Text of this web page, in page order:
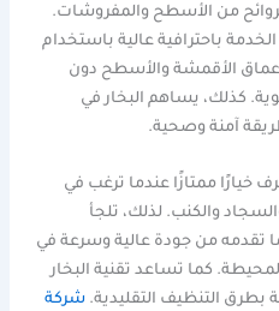
من الأسطح والمفروشات.
باحترافية عالية باستخدام
أعماق الأقمشة والأسطح دون
كذلك، يساهم البخار في
آمنة وصحية.
خيارًا ممتازًا عندما ترغب في
والكنب. لذلك، تلجأ
تقدمه من جودة عالية وسرعة في
المحيطة. كما تساعد تقنية البخار
بطرق التنظيف التقليدية.شركة